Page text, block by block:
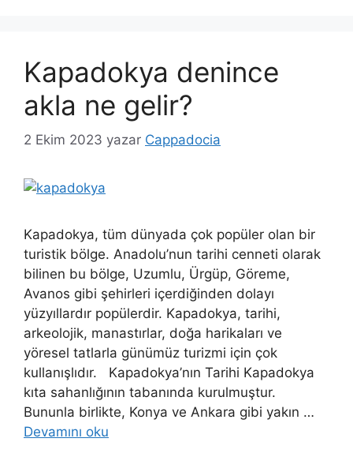
Kapadokya denince
akla ne gelir?
2 Ekim 2023 yazar Cappadocia
Kapadokya, tüm dünyada çok popüler olan bir
turistik bölge. Anadolu’nun tarihi cenneti olarak
bilinen bu bölge, Uzumlu, Ürgüp, Göreme,
Avanos gibi şehirleri içerdiğinden dolayı
yüzyıllardır popülerdir. Kapadokya, tarihi,
arkeolojik, manastırlar, doğa harikaları ve
yöresel tatlarla günümüz turizmi için çok
kullanışlıdır. Kapadokya’nın Tarihi Kapadokya
kıta sahanlığının tabanında kurulmuştur.
Bununla birlikte, Konya ve Ankara gibi yakın …
Devamını oku